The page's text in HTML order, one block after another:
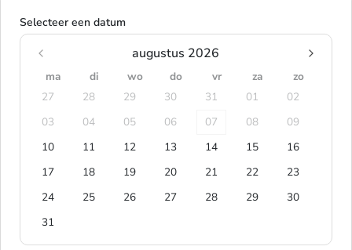
Selecteer een datum
augustus 2026
ma di wo do vr za
zo
27
28 29 30 31 01
02
03
04 05 06 07 08
09
10
11 12 13 14 15
16
17
18 19 20 21 22
23
24
25 26 27 28 29
30
31